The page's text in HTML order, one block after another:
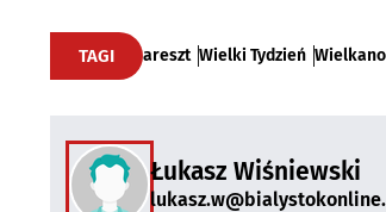
TAGI areszt Wielki Tydzień
Łukasz Wiśniewski